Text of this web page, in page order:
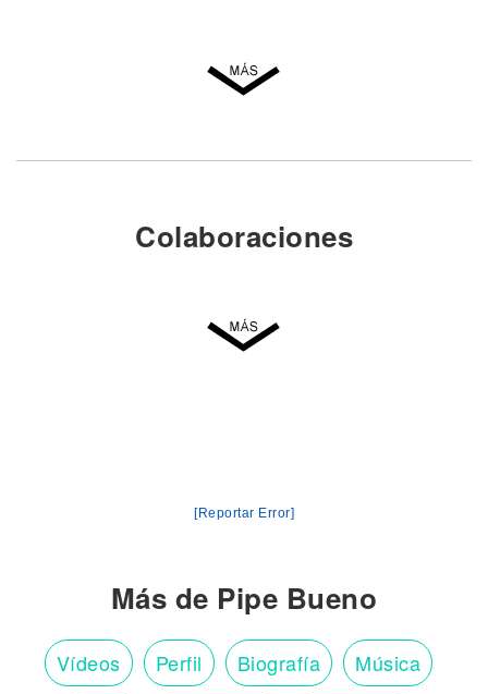
Colaboraciones
[Reportar Error]
Más de Pipe Bueno
Vídeos Perfil Biografía Música